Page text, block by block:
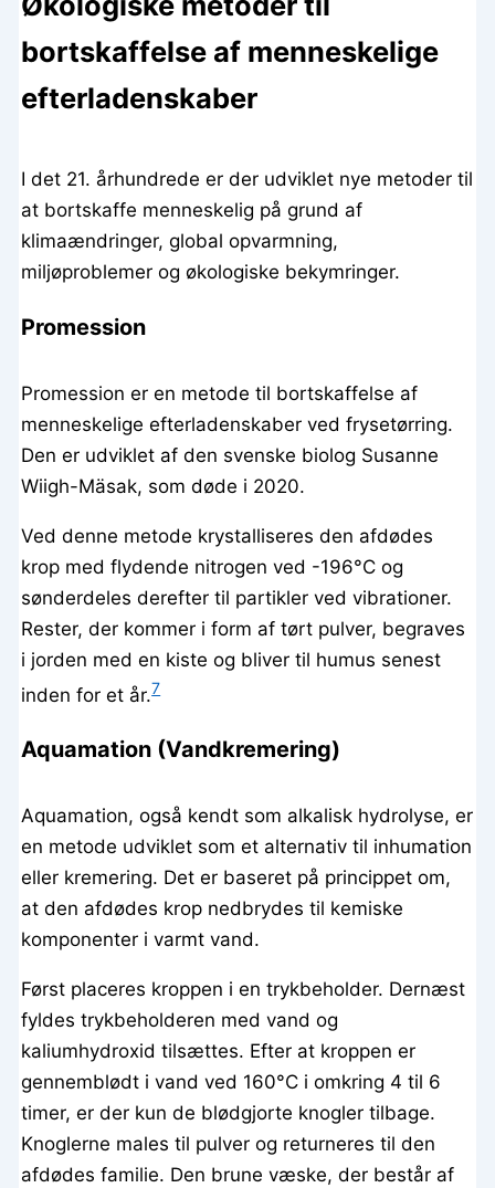
bortskaffelse af menneskelige
efterladenskaber
I det 21. århundrede er der udviklet nye metoder til
at bortskaffe menneskelig på grund af
klimaændringer, global opvarmning,
miljøproblemer og økologiske bekymringer.
Promession
Promession er en metode til bortskaffelse af
menneskelige efterladenskaber ved frysetørring.
Den er udviklet af den svenske biolog Susanne
Wiigh-Mäsak, som døde i 2020.
Ved denne metode krystalliseres den afdødes
krop med flydende nitrogen ved -196°C og
sønderdeles derefter til partikler ved vibrationer.
Rester, der kommer i form af tørt pulver, begraves
i jorden med en kiste og bliver til humus senest
inden for et år.7
Aquamation (Vandkremering)
Aquamation, også kendt som alkalisk hydrolyse, er
en metode udviklet som et alternativ til inhumation
eller kremering. Det er baseret på princippet om,
at den afdødes krop nedbrydes til kemiske
komponenter i varmt vand.
Først placeres kroppen i en trykbeholder. Dernæst
fyldes trykbeholderen med vand og
kaliumhydroxid tilsættes. Efter at kroppen er
gennemblødt i vand ved 160°C i omkring 4 til 6
timer, er der kun de blødgjorte knogler tilbage.
Knoglerne males til pulver og returneres til den
afdødes familie. Den brune væske, der består af